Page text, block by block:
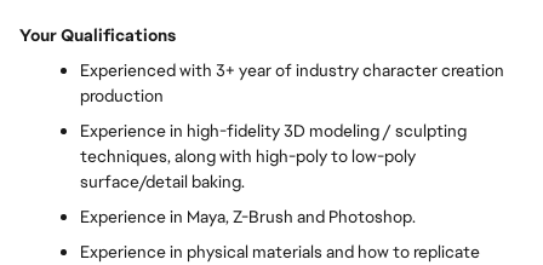
Your Qualifications
Experienced with 3+ year of industry character creation
production
Experience in high-fidelity 3D modeling / sculpting
techniques, along with high-poly to low-poly
surface/detail baking.
Experience in Maya, Z-Brush and Photoshop.
Experience in physical materials and how to replicate